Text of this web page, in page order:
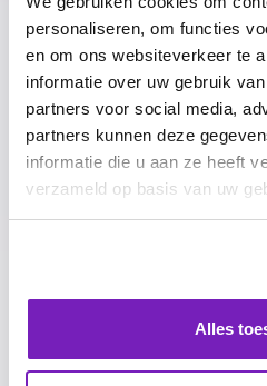
personaliseren, om functies
en om ons websiteverkeer te
informatie over uw gebruik
partners voor social media,
partners kunnen deze
informatie die u aan ze heeft
verzameld op basis van uw
Alles
HR Manager